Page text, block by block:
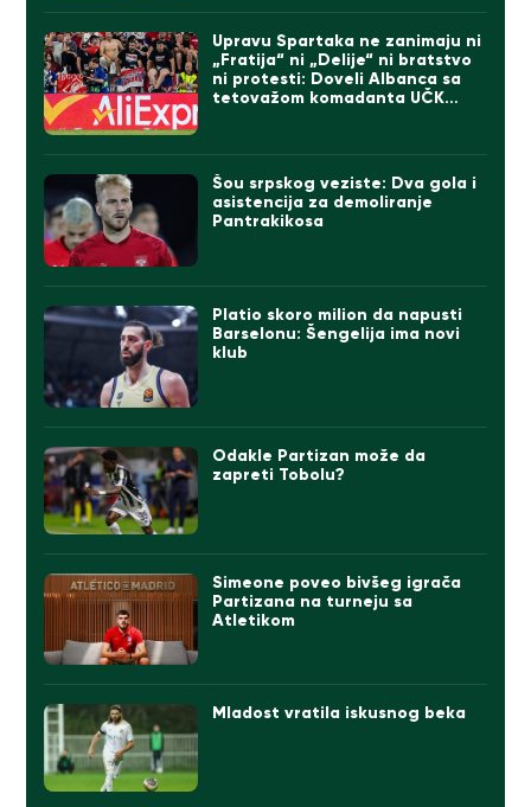
Upravu Spartaka ne zanimaju ni
„Fratija“ ni „Delije“ ni bratstvo
ni protesti: Doveli Albanca sa
tetovažom komadanta UČK
Šou srpskog veziste: Dva gola i
asistencija za demoliranje
Pantrakikosa
Platio skoro milion da napusti
Barselonu: Šengelija ima novi
klub
Odakle Partizan može da
zapreti Tobolu?
Simeone poveo bivšeg igrača
Partizana na turneju sa
Atletikom
Mladost vratila iskusnog beka